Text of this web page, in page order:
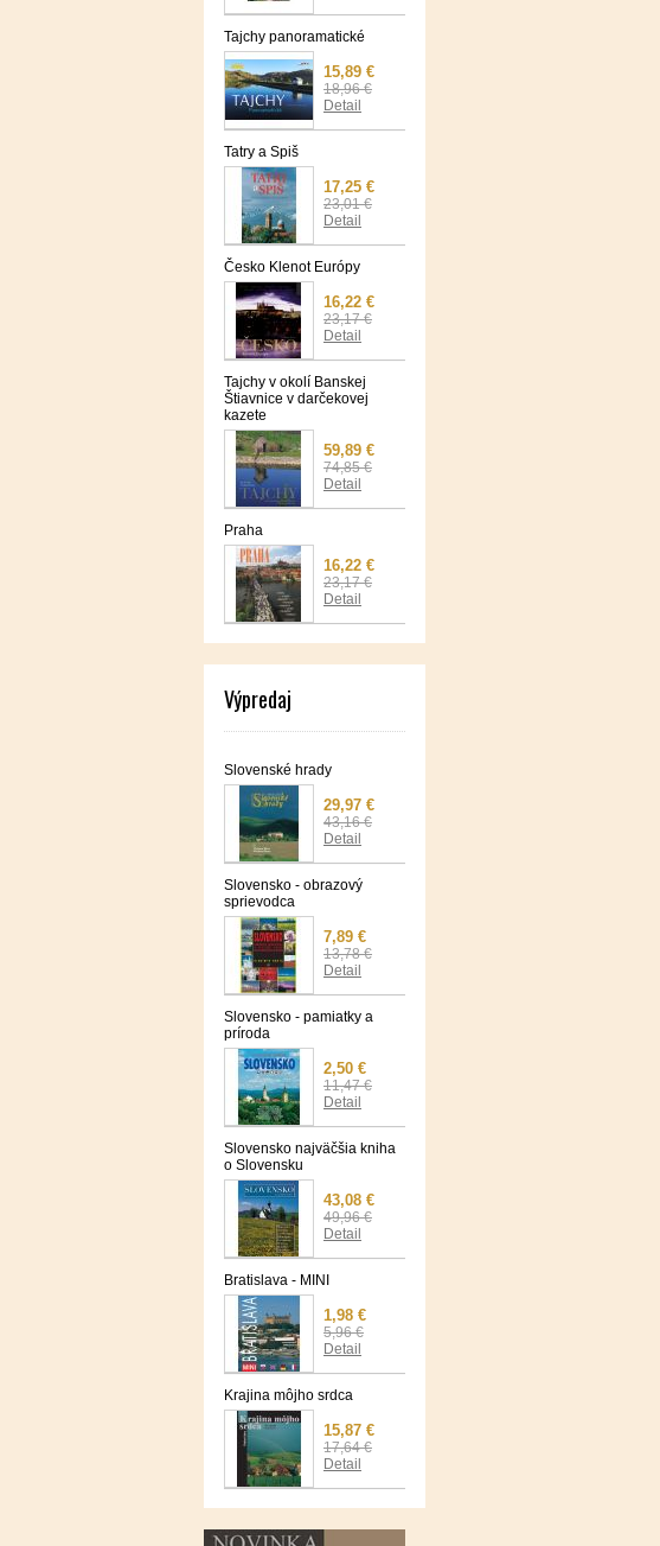
Tajchy panoramatické
15,89 €
18,96 €
Detail
Tatry a Spiš
17,25 €
23,01 €
Detail
Česko Klenot Európy
16,22 €
23,17 €
Detail
Tajchy v okolí Banskej
Štiavnice v darčekovej
kazete
59,89 €
74,85 €
Detail
Praha
16,22 €
23,17 €
Detail
Výpredaj
Slovenské hrady
29,97 €
43,16 €
Detail
Slovensko - obrazový
sprievodca
7,89 €
13,78 €
Detail
Slovensko - pamiatky a
príroda
2,50 €
11,47 €
Detail
Slovensko najväčšia kniha
o Slovensku
43,08 €
49,96 €
Detail
Bratislava - MINI
1,98 €
5,96 €
Detail
Krajina môjho srdca
15,87 €
17,64 €
Detail